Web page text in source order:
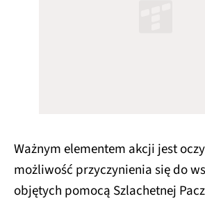
Ważnym elementem akcji jest
możliwość przyczynienia się do
objętych pomocą Szlachetnej